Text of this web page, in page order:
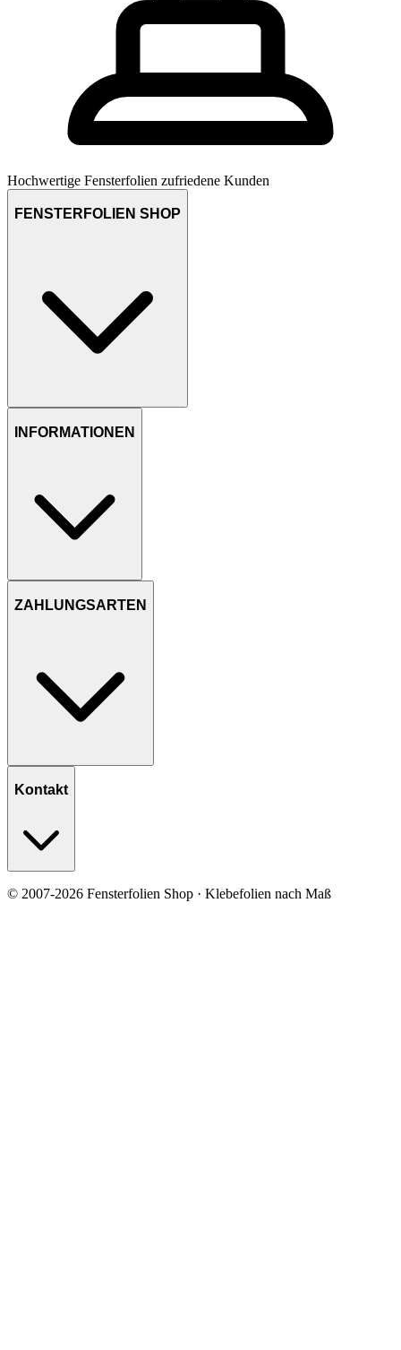
Hochwertige Fensterfolien zufriedene Kunden
FENSTERFOLIEN SHOP
INFORMATIONEN
ZAHLUNGSARTEN
Kontakt
© 2007-2026 Fensterfolien Shop · Klebefolien nach Maß